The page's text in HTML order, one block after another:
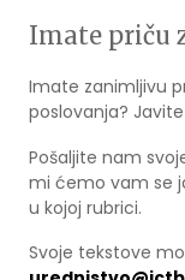
Imate priču
Imate zanimljivu
poslovanja?
Pošaljite nam
mi ćemo vam se
u kojoj rubrici.
Svoje tekstove